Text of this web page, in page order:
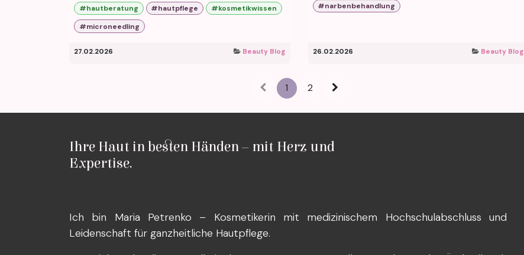
#hautberatung
#hautpflege
#kosmetikwissen
#microneedling
27.02.2026 Beauty Blog
#narbenbehandlung
26.02.2026 Beauty Blog
1 2
Ihre Haut in besten Händen – mit Herz und
Expertise.
Ich bin Maria Petrenko – Kosmetikerin mit medizinischem Hochschulabschluss und
Leidenschaft für ganzheitliche Hautpflege.